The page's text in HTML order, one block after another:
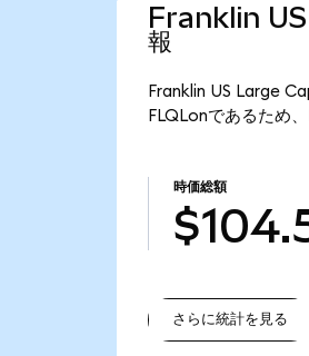
Franklin
報
Franklin US Large
FLQLonであるため
時価総額
さらに統計を見る